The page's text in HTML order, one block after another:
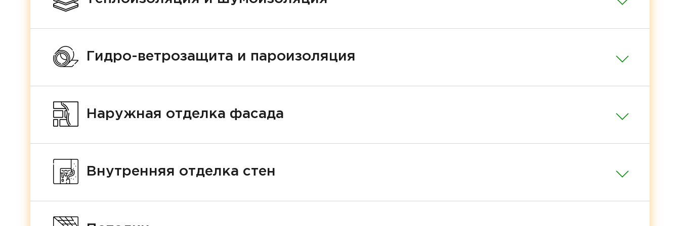
Гидро-ветрозащита и пароизоляция
Наружная отделка фасада
Внутренняя отделка стен